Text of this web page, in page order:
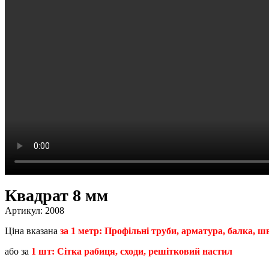
Квадрат 8 мм
Артикул: 2008
Ціна вказана за 1 метр: Профільні труби, арматура, балка,
або за 1 шт: Сітка рабиця, сходи, решітковий настил